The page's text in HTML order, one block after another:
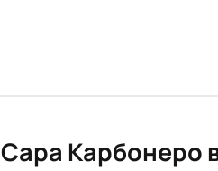
Сара Карбонеро